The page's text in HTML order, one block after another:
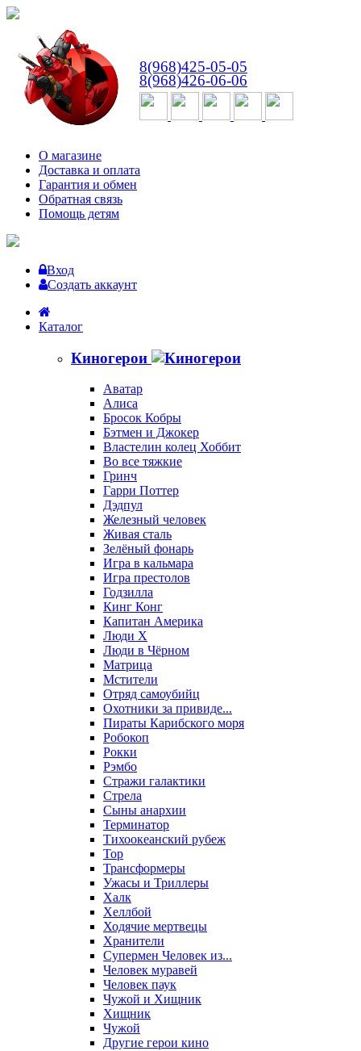
8(968)425-05-05
8(968)426-06-06
О магазине
Доставка и оплата
Гарантия и обмен
Обратная связь
Помощь детям
Вход
Создать аккаунт
Каталог
Киногерои
Аватар
Алиса
Бросок Кобры
Бэтмен и Джокер
Властелин колец Хоббит
Во все тяжкие
Гринч
Гарри Поттер
Дэдпул
Железный человек
Живая сталь
Зелёный фонарь
Игра в кальмара
Игра престолов
Годзилла
Кинг Конг
Капитан Америка
Люди X
Люди в Чёрном
Матрица
Мстители
Отряд самоубийц
Охотники за привиде...
Пираты Карибского моря
Робокоп
Рокки
Рэмбо
Стражи галактики
Стрела
Сыны анархии
Терминатор
Тихоокеанский рубеж
Тор
Трансформеры
Ужасы и Триллеры
Халк
Хеллбой
Ходячие мертвецы
Хранители
Супермен Человек из...
Человек муравей
Человек паук
Чужой и Хищник
Хищник
Чужой
Другие герои кино